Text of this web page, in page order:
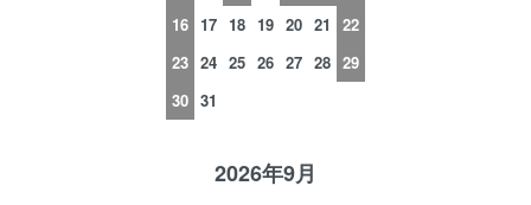
16 17 18 19 20 21
22
23 24 25 26 27 28 29
30 31
2026年9月